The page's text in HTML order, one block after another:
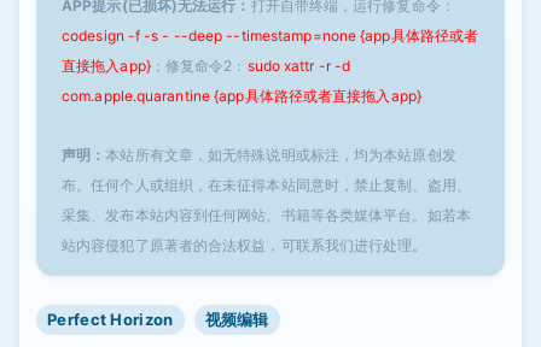
APP提示(已损坏)无法运行： 打开自带终端，运行修复命令：
codesign -f -s - --deep --timestamp=none {app具体路径或者
直接拖入app}；修复命令2： sudo xattr -r -d
com.apple.quarantine {app具体路径或者直接拖入app}
声明：本站所有文章，如无特殊说明或标注，均为本站原创发
布。任何个人或组织，在未征得本站同意时，禁止复制、盗用、
采集、发布本站内容到任何网站、书籍等各类媒体平台。如若本
站内容侵犯了原著者的合法权益，可联系我们进行处理。
Perfect Horizo​​n 视频编辑